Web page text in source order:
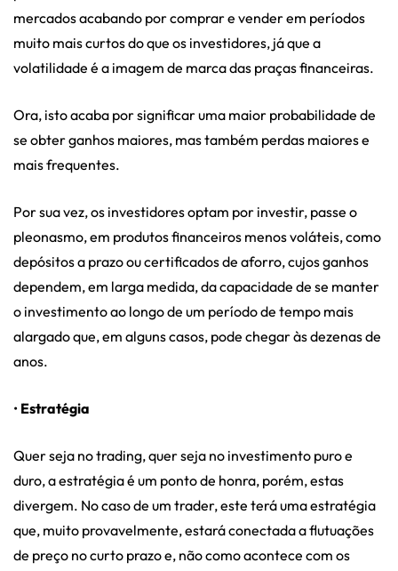
mercados acabando por comprar e vender em períodos
muito mais curtos do que os investidores, já que a
volatilidade é a imagem de marca das praças financeiras.
Ora, isto acaba por significar uma maior probabilidade de
se obter ganhos maiores, mas também perdas maiores e
mais frequentes.
Por sua vez, os investidores optam por investir, passe o
pleonasmo, em produtos financeiros menos voláteis, como
depósitos a prazo ou certificados de aforro, cujos ganhos
dependem, em larga medida, da capacidade de se manter
o investimento ao longo de um período de tempo mais
alargado que, em alguns casos, pode chegar às dezenas de
anos.
• Estratégia
Quer seja no trading, quer seja no investimento puro e
duro, a estratégia é um ponto de honra, porém, estas
divergem. No caso de um trader, este terá uma estratégia
que, muito provavelmente, estará conectada a flutuações
de preço no curto prazo e, não como acontece com os